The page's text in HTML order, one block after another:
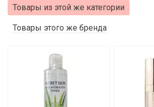
Товары из этой же категории
Товары этого же бренда